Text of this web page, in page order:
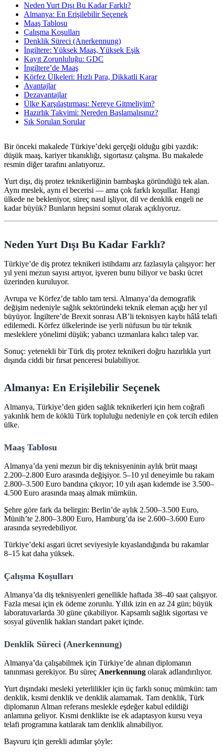
Neden Yurt Dışı Bu Kadar Farklı?
Almanya: En Erişilebilir Seçenek
Maaş Tablosu
Çalışma Koşulları
Denklik Süreci (Anerkennung)
İngiltere: Yüksek Maaş, Yüksek Eşik
Kayıt Zorunluluğu: GDC
İngiltere’de Maaş
Körfez Ülkeleri: Hızlı Para, Dikkatli Karar
Avantajlar
Dezavantajlar
Ülke Karşılaştırması: Nereye Gitmeliyim?
Hazırlık Takvimi: Nereden Başlamalısınız?
Sık Sorulan Sorular
Bir önceki makalede Türkiye’deki gerçeği olduğu gibi yazdık:
düşük maaş, kariyer tıkanıklığı, sigortasız çalışma. Bu makalede
resmin diğer tarafını anlatıyoruz.
Yurt dışı, diş protez teknikerliğinin bambaşka göründüğü tek alan.
Aynı meslek, aynı el becerisi — ama çok farklı koşullar. Hangi
ülkede ne bekleniyor, süreç nasıl işliyor, dil ve denklik engeli ne
kadar büyük? Bunların hepsini somut olarak açıklıyoruz.
Neden Yurt Dışı Bu Kadar Farklı?
Türkiye’de diş protez teknikeri istihdamı arz fazlasıyla çalışıyor: her
yıl yeni mezun sayısı artıyor, işveren bunu biliyor ve baskı ücret
üzerinden kuruluyor.
Avrupa ve Körfez’de tablo tam tersi. Almanya’da demografik
değişim nedeniyle sağlık sektöründeki teknik eleman açığı her yıl
büyüyor. İngiltere’de Brexit sonrası AB’li teknisyen kaybı hâlâ telafi
edilemedi. Körfez ülkelerinde ise yerli nüfusun bu tür teknik
mesleklere yönelimi düşük; yabancı uzmanlara kalıcı talep var.
Sonuç: yetenekli bir Türk diş protez teknikeri doğru hazırlıkla yurt
dışında ciddi bir fırsat penceresi bulabiliyor.
Almanya: En Erişilebilir Seçenek
Almanya, Türkiye’den giden sağlık teknikerleri için hem coğrafi
yakınlık hem de köklü Türk topluluğu nedeniyle en çok tercih edilen
ülke.
Maaş Tablosu
Almanya’da yeni mezun bir diş teknisyeninin aylık brüt maaşı
2.200–2.800 Euro arasında değişiyor. 5–10 yıl deneyimle bu rakam
2.800–3.500 Euro bandına çıkıyor; 10 yılı aşan kıdemde ise 3.500–
4.500 Euro arasında maaş almak mümkün.
Şehre göre fark da belirgin: Berlin’de aylık 2.500–3.500 Euro,
Münih’te 2.800–3.800 Euro, Hamburg’da ise 2.600–3.600 Euro
arasında seyredebiliyor.
Türkiye’deki asgari ücret seviyesiyle kıyaslandığında bu rakamlar
8–15 kat daha yüksek.
Çalışma Koşulları
Almanya’da diş teknisyenleri genellikle haftada 38–40 saat çalışıyor.
Fazla mesai için ek ödeme zorunlu. Yıllık izin en az 24 gün; büyük
laboratuvarlarda 30 güne çıkabiliyor. Kapsamlı sağlık sigortası ve
sosyal güvenlik hakları standart paket içinde.
Denklik Süreci (Anerkennung)
Almanya’da çalışabilmek için Türkiye’de alınan diplomanın
tanınması gerekiyor. Bu süreç Anerkennung olarak adlandırılıyor.
Yurt dışındaki mesleki yeterlilikler için üç farklı sonuç mümkün: tam
denklik, kısmi denklik ve denklik alamamak. Tam denklik, Türk
diplomanın Alman referans meslekle eşdeğer kabul edildiği
anlamına geliyor. Kısmi denklikte ise ek adaptasyon kursu veya
telafi programına katılarak tam denklik alınabiliyor.
Başvuru için gerekli adımlar şöyle: